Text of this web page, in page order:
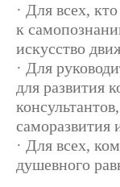
· Для всех,
к
искусство
· Для
для развития
саморазвития
· Для всех,
душевного